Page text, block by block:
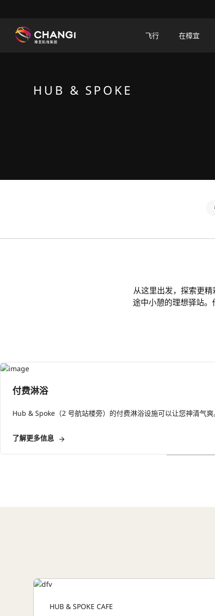
飞行 在樟宜
HUB & SPOKE
从这里出发，探索更
途中小憩的理想驿站
付费淋浴
Hub & Spoke（2 号航站楼旁）的付费淋浴设施可以让您神清气爽
了解更多信息
HUB & SPOKE CAFE